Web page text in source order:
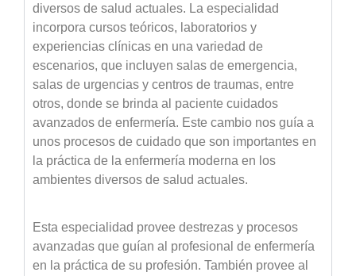
diversos de salud actuales. La especialidad
incorpora cursos teóricos, laboratorios y
experiencias clínicas en una variedad de
escenarios, que incluyen salas de emergencia,
salas de urgencias y centros de traumas, entre
otros, donde se brinda al paciente cuidados
avanzados de enfermería. Este cambio nos guía a
unos procesos de cuidado que son importantes en
la práctica de la enfermería moderna en los
ambientes diversos de salud actuales.
Esta especialidad provee destrezas y procesos
avanzadas que guían al profesional de enfermería
en la práctica de su profesión. También provee al